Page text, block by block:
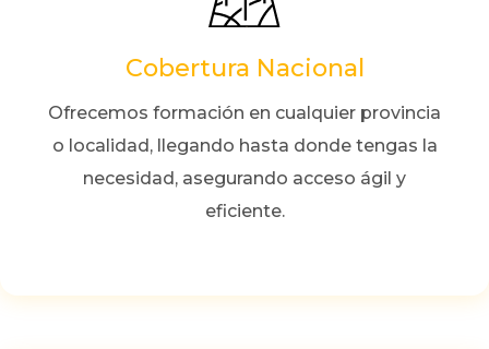
Cobertura Nacional
Ofrecemos formación en cualquier provincia
o localidad, llegando hasta donde tengas la
necesidad, asegurando acceso ágil y
eficiente.